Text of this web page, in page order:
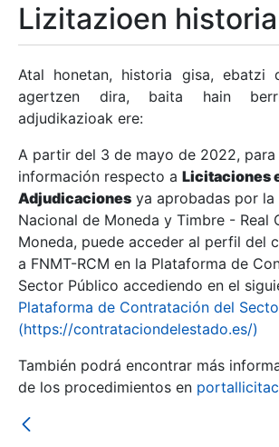
Erakutsi/Ezkutatu
Erakutsi/Ezkutatu
Erakutsi/Ezkutatu
Erakutsi/Ezkutatu
Lizitazioen historia
Atal honetan, historia gisa, ebatzi
agertzen dira, baita hain
adjudikazioak ere:
A partir del 3 de mayo de 2022,
información respecto a Licitaciones
Adjudicaciones ya aprobadas por la
Nacional de Moneda y Timbre - Real
Moneda, puede acceder al perfil del
a FNMT-RCM en la Plataforma de
Sector Público accediendo en el
Plataforma de Contratación del
(https://contrataciondelestado.es/)
También podrá encontrar más
de los procedimientos en